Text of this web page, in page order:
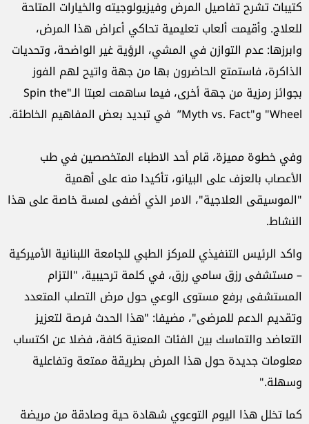
كتيبات تشرح تفاصيل المرض وفيزيولوجيته والخيارات المتاحة
للعلاج. وأقيمت ألعاب تعليمية تحاكي أعراض هذا المرض،
وابرزها: عدم التوازن في المشي، الرؤية غير الواضحة، وتحديات
الذاكرة، فاستمتع الحاضرون بها من جهة واتيح لهم الفوز
بجوائز رمزية من جهة أخرى، فيما ساهمت لعبتا الـ"Spin the
Wheel" و"Myth vs. Fact” في تبديد بعض المفاهيم الخاطئة.
وفي خطوة مميزة، قام أحد الاطباء المتخصصين في طب
الأعصاب بالعزف على البيانو، تأكيدا منه على أهمية
"الموسيقى العلاجية"، الامر الذي أضفى لمسة خاصة على هذا
النشاط.
واكد الرئيس التنفيذي للمركز الطبي للجامعة اللبنانية الأميركية
– مستشفى رزق سامي رزق، في كلمة ترحيبية، "التزام
المستشفى برفع مستوى الوعي حول مرض التصلب المتعدد
وتقديم الدعم للمرضى"، مضيفا: "هذا الحدث فرصة لتعزيز
التعاضد والتماسك بين الفئات المعنية كافة، فضلا عن اكتساب
معلومات جديدة حول هذا المرض بطريقة ممتعة وتفاعلية
وسهلة."
كما تخلل هذا اليوم التوعوي شهادة حية وصادقة من مريضة